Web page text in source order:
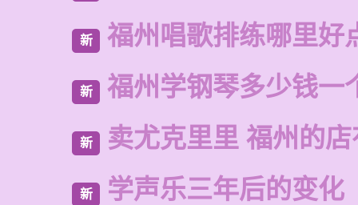
新 福州唱歌排练哪里好
新 福州学钢琴多少钱一
新 卖尤克里里 福州的
新 学声乐三年后的变化